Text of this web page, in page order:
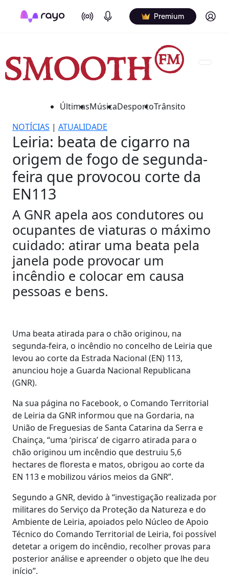
On Air Podcasts Premium Log in
ÚltimasMúsicaDesportoTrânsito
NOTÍCIAS | ATUALIDADE
Leiria: beata de cigarro na
origem de fogo de segunda-
feira que provocou corte da
EN113
A GNR apela aos condutores ou
ocupantes de viaturas o máximo
cuidado: atirar uma beata pela
janela pode provocar um
incêndio e colocar em causa
pessoas e bens.
Uma beata atirada para o chão originou, na
segunda-feira, o incêndio no concelho de Leiria que
levou ao corte da Estrada Nacional (EN) 113,
anunciou hoje a Guarda Nacional Republicana
(GNR).
Na sua página no Facebook, o Comando Territorial
de Leiria da GNR informou que na Gordaria, na
União de Freguesias de Santa Catarina da Serra e
Chainça, “uma ‘pirisca’ de cigarro atirada para o
chão originou um incêndio que destruiu 5,6
hectares de floresta e matos, obrigou ao corte da
EN 113 e mobilizou vários meios da GNR”.
Segundo a GNR, devido à “investigação realizada por
militares do Serviço da Proteção da Natureza e do
Ambiente de Leiria, apoiados pelo Núcleo de Apoio
Técnico do Comando Territorial de Leiria, foi possível
detetar a origem do incêndio, recolher provas para
posterior análise e apreender o objeto que lhe deu
início”.